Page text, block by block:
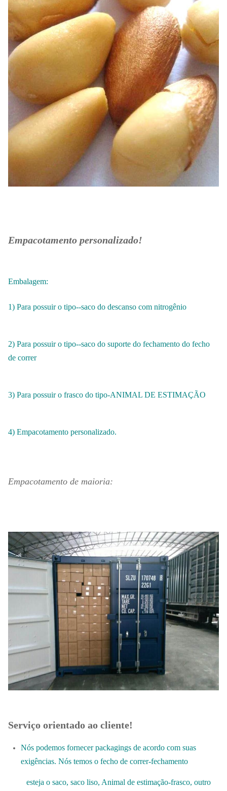
Empacotamento personalizado!
Embalagem:
1) Para possuir o tipo--saco do descanso com nitrogênio
2) Para possuir o tipo--saco do suporte do fechamento do fecho
de correr
3) Para possuir o frasco do tipo-ANIMAL DE ESTIMAÇÃO
4) Empacotamento personalizado.
Empacotamento de maioria:
Serviço orientado ao cliente!
Nós podemos fornecer packagings de acordo com suas
exigências. Nós temos o fecho de correr-fechamento
esteja o saco, saco liso, Animal de estimação-frasco, outro